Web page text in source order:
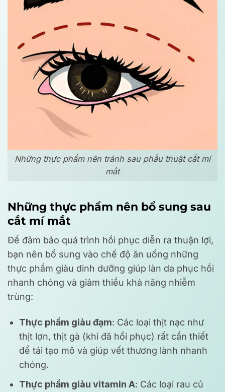
Những thực phẩm nên tránh sau phẫu thuật cắt mí
mắt
Những thực phẩm nên bổ sung sau
cắt mí mắt
Để đảm bảo quá trình hồi phục diễn ra thuận lợi,
bạn nên bổ sung vào chế độ ăn uống những
thực phẩm giàu dinh dưỡng giúp làn da phục hồi
nhanh chóng và giảm thiểu khả năng nhiễm
trùng:
Thực phẩm giàu đạm: Các loại thịt nạc như
thịt lợn, thịt gà (khi đã hồi phục) rất cần thiết
để tái tạo mô và giúp vết thương lành nhanh
chóng.
Thực phẩm giàu vitamin A: Các loại rau củ